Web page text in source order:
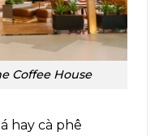
Coffee House
hay cà phê